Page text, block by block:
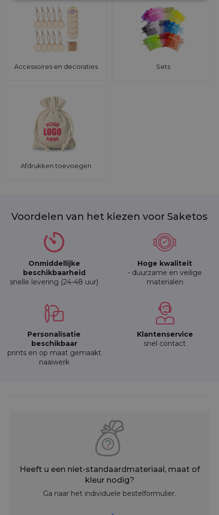
Accessoires en decoraties Sets
Afdrukken toevoegen
Voordelen van het kiezen voor Saketos
Onmiddellijke
beschikbaarheid
snelle levering (24-48 uur)
Hoge kwaliteit
- duurzame en veilige
materialen
Personalisatie
beschikbaar
prints en op maat gemaakt
naaiwerk
Klantenservice
snel contact
Heeft u een niet-standaardmateriaal, maat of
kleur nodig?
Ga naar het individuele bestelformulier.